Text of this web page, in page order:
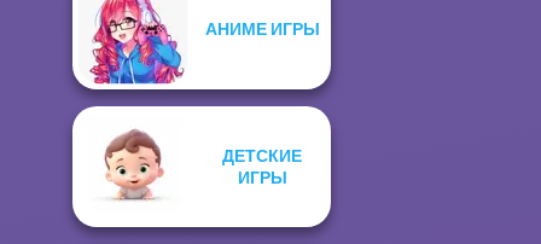
FNAF: Night at
the Dentist
Summer Picnic
АНИМЕ ИГРЫ
ДЕТСКИЕ
ИГРЫ